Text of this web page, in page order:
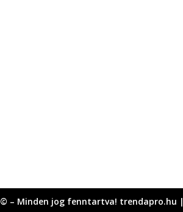
© – Minden jog fenntartva! trendapro.hu |